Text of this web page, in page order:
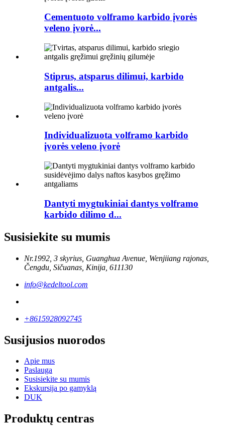
Cementuoto volframo karbido įvorės
veleno įvorė...
Stiprus, atsparus dilimui, karbido
antgalis...
Individualizuota volframo karbido
įvorės veleno įvorė
Dantyti mygtukiniai dantys volframo
karbido dilimo d...
Susisiekite su mumis
Nr.1992, 3 skyrius, Guanghua Avenue, Wenjiiang rajonas,
Čengdu, Sičuanas, Kinija, 611130
info@kedeltool.com
+8615928092745
Susijusios nuorodos
Apie mus
Paslauga
Susisiekite su mumis
Ekskursija po gamyklą
DUK
Produktų centras